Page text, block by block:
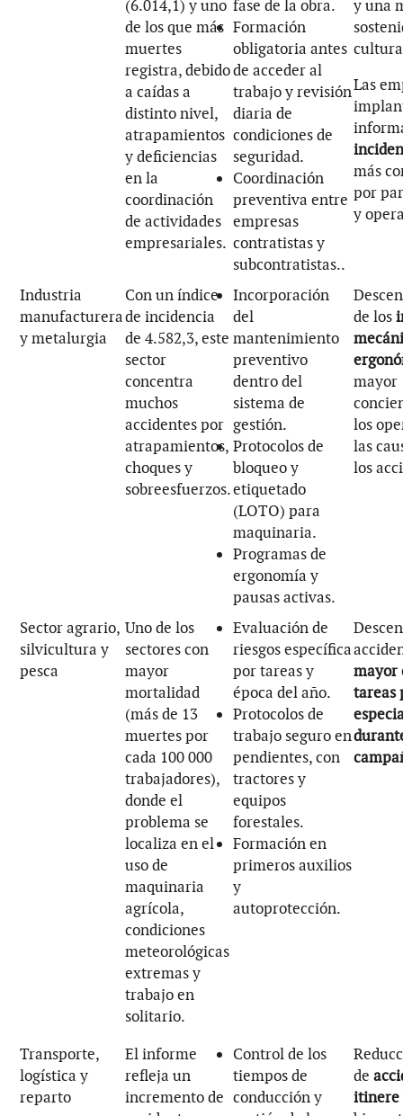
(6.014,1) y uno
de los que más
muertes
registra, debido
a caídas a
distinto nivel,
atrapamientos
y deficiencias
en la
coordinación
de actividades
empresariales.
fase de la obra.
Formación
obligatoria antes
de acceder al
trabajo y revisión
diaria de
condiciones de
seguridad.
Coordinación
preventiva entre
empresas
contratistas y
subcontratistas..
y una
Las
más
por
y
Industria
manufacturera
y metalurgia
Con un índice
de incidencia
de 4.582,3, este
sector
concentra
muchos
accidentes por
atrapamientos,
choques y
sobreesfuerzos.
Incorporación
del
mantenimiento
preventivo
dentro del
sistema de
gestión.
Protocolos de
bloqueo y
etiquetado
(LOTO) para
maquinaria.
Programas de
ergonomía y
pausas activas.
de los
mayor
los
las
los
Sector agrario,
silvicultura y
pesca
Uno de los
sectores con
mayor
mortalidad
(más de 13
muertes por
cada 100 000
trabajadores),
donde el
problema se
localiza en el
uso de
maquinaria
agrícola,
condiciones
meteorológicas
extremas y
trabajo en
solitario.
Evaluación de
riesgos específica
por tareas y
época del año.
Protocolos de
trabajo seguro en
pendientes, con
tractores y
equipos
forestales.
Formación en
primeros auxilios
y
autoprotección.
mayor
tareas
Transporte,
logística y
reparto
El informe
refleja un
incremento de
Control de los
tiempos de
conducción y
de
itinere